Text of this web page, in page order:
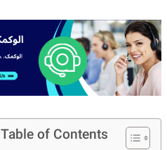
Table of Contents